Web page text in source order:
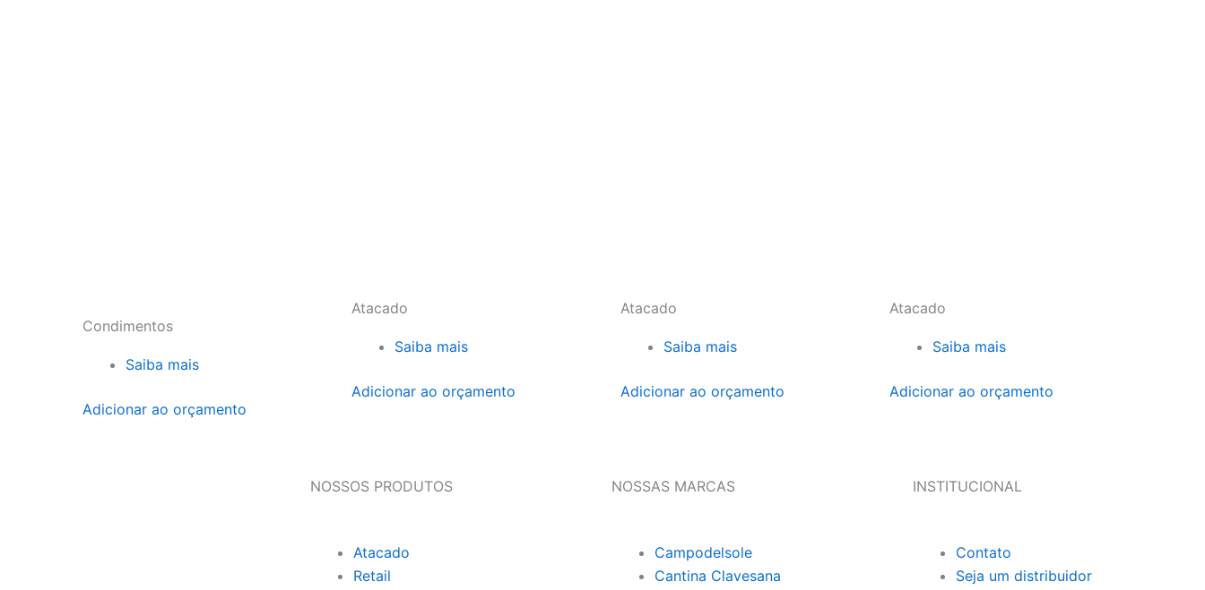
Condimentos
Saiba mais
Adicionar ao orçamento
Atacado
Saiba mais
Adicionar ao orçamento
Atacado
Saiba mais
Adicionar ao orçamento
Atacado
Saiba mais
Adicionar ao orçamento
NOSSOS PRODUTOS
Atacado
Retail
NOSSAS MARCAS
Campodelsole
Cantina Clavesana
INSTITUCIONAL
Contato
Seja um distribuidor